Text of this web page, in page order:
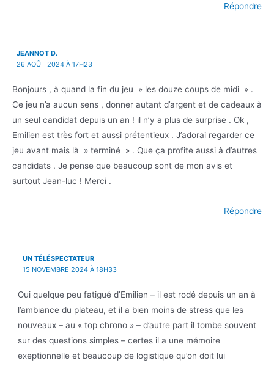
Répondre
JEANNOT D.
26 AOÛT 2024 À 17H23
Bonjours , à quand la fin du jeu » les douze coups de midi » .
Ce jeu n’a aucun sens , donner autant d’argent et de cadeaux à
un seul candidat depuis un an ! il n’y a plus de surprise . Ok ,
Emilien est très fort et aussi prétentieux . J’adorai regarder ce
jeu avant mais là » terminé » . Que ça profite aussi à d’autres
candidats . Je pense que beaucoup sont de mon avis et
surtout Jean-luc ! Merci .
Répondre
UN TÉLÉSPECTATEUR
15 NOVEMBRE 2024 À 18H33
Oui quelque peu fatigué d’Emilien – il est rodé depuis un an à
l’ambiance du plateau, et il a bien moins de stress que les
nouveaux – au « top chrono » – d’autre part il tombe souvent
sur des questions simples – certes il a une mémoire
exeptionnelle et beaucoup de logistique qu’on doit lui